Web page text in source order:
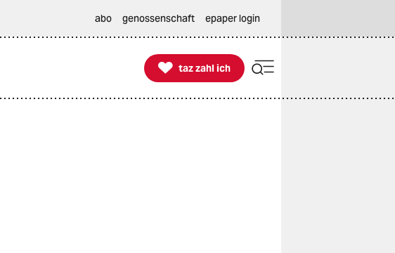
abo genossenschaft epaper login

taz zahl ich
taz zahl ich